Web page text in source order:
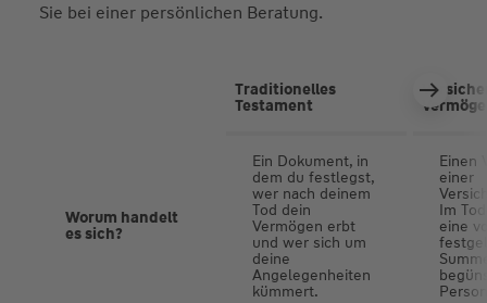
Sie bei einer persönlichen Beratung.
Traditionelles
Testament
Worum handelt
es sich?
Ein Dokument, in
dem du festlegst,
wer nach deinem
Tod dein
Vermögen erbt
und wer sich um
deine
Angelegenheiten
kümmert.
Einen
einer
Im
eine